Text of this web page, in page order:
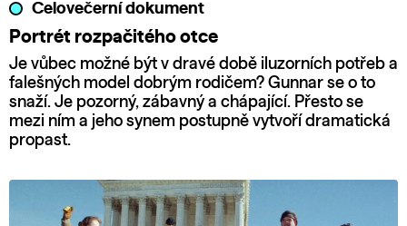
Celovečerní dokument
Portrét rozpačitého otce
Je vůbec možné být v dravé době iluzorních potřeb a
falešných model dobrým rodičem? Gunnar se o to
snaží. Je pozorný, zábavný a chápající. Přesto se
mezi ním a jeho synem postupně vytvoří dramatická
propast.